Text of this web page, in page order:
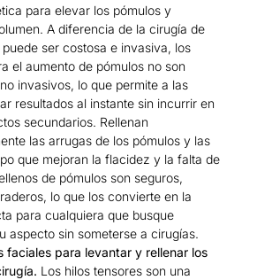
para elevar los pómulos y
A diferencia de la cirugía de
ser costosa e invasiva, los
el aumento de pómulos no son
invasivos, lo que permite a las
resultados al instante sin incurrir en
secundarios. Rellenan
las arrugas de los pómulos y las
que mejoran la flacidez y la falta de
de pómulos son seguros,
lo que los convierte en la
para cualquiera que busque
aspecto sin someterse a cirugías.
faciales para levantar y rellenar los
Los hilos tensores son una